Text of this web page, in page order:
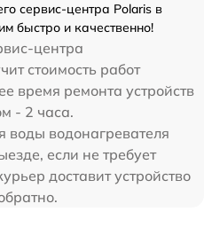
сервис-центра Polaris в
быстро и качественно!
центра
стоимость работ
время ремонта устройств
- 2 часа.
воды водонагревателя
если не требует
доставит устройство